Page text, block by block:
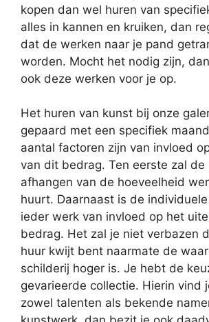
kopen dan wel huren van
alles in kannen en kruiken, dan
dat de werken naar je pand
worden. Mocht het nodig zijn,
ook deze werken voor je op.
Het huren van kunst bij onze
gepaard met een specifiek
aantal factoren zijn van invloed
van dit bedrag. Ten eerste zal de
afhangen van de hoeveelheid
huurt. Daarnaast is de
ieder werk van invloed op het
bedrag. Het zal je niet verbazen
huur kwijt bent naarmate de
schilderij hoger is. Je hebt de
gevarieerde collectie. Hierin vind
zowel talenten als bekende